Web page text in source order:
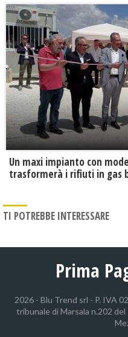
Un maxi impianto con
trasformerà i rifiuti in gas
TI POTREBBE INTERESSARE
Prima
2026 - Blu Trend srl - P. IVA
tribunale di Marsala n.202